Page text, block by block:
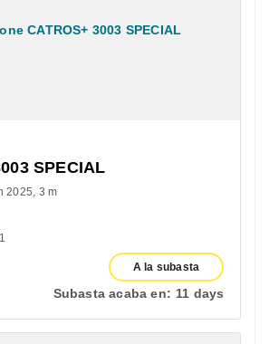
SPECIAL
2025 3 m
A la subasta
Subasta acaba en: 11 days